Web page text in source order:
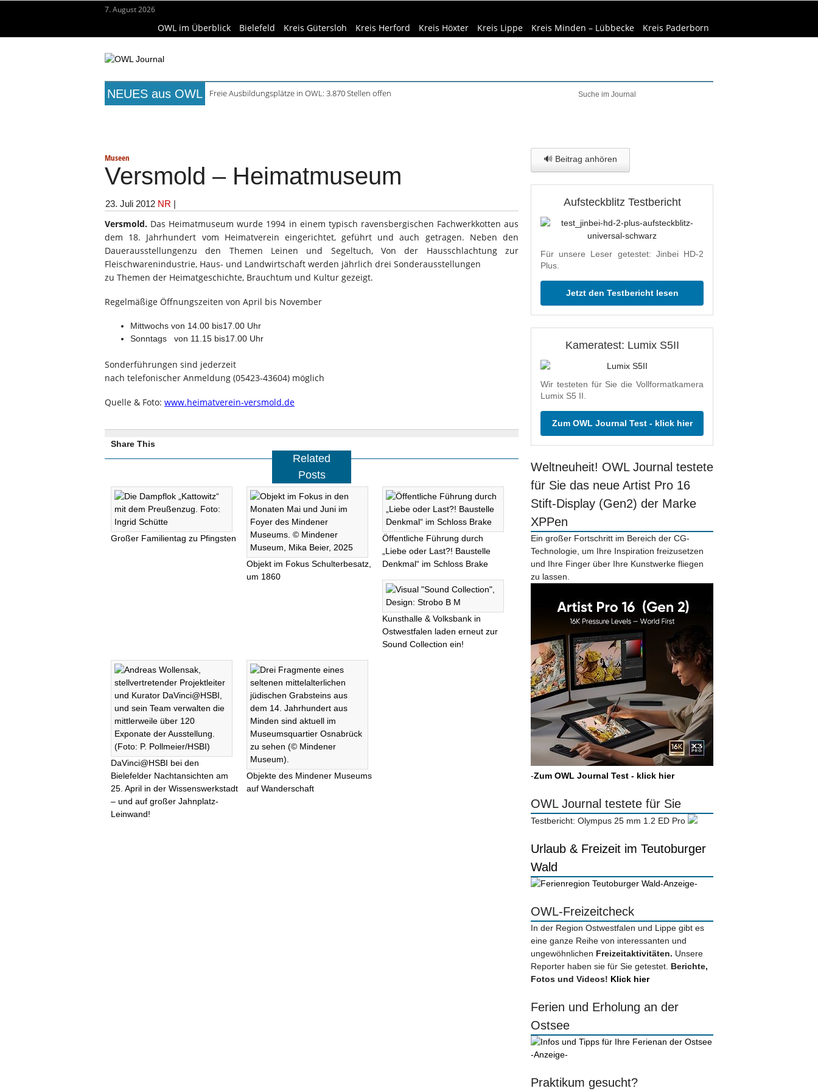
7. August 2026
OWL im Überblick Bielefeld Kreis Gütersloh Kreis Herford Kreis Höxter Kreis Lippe Kreis Minden – Lübbecke Kreis Paderborn
NEUES aus OWL
Freie Ausbildungsplätze in OWL: 3.870 Stellen offen
Museen
Versmold – Heimatmuseum
23. Juli 2012 NR |
Versmold. Das Heimatmuseum wurde 1994 in einem typisch ravensbergischen Fachwerkkotten aus
dem 18. Jahrhundert vom Heimatverein eingerichtet, geführt und auch getragen. Neben den
Dauerausstellungenzu den Themen Leinen und Segeltuch, Von der Hausschlachtung zur
Fleischwarenindustrie, Haus- und Landwirtschaft werden jährlich drei Sonderausstellungen
zu Themen der Heimatgeschichte, Brauchtum und Kultur gezeigt.
Regelmäßige Öffnungszeiten von April bis November
Mittwochs von 14.00 bis17.00 Uhr
Sonntags von 11.15 bis17.00 Uhr
Sonderführungen sind jederzeit
nach telefonischer Anmeldung (05423-43604) möglich
Quelle & Foto: www.heimatverein-versmold.de
Share This
Related
Posts
Großer Familientag zu Pfingsten
Objekt im Fokus Schulterbesatz,
um 1860
Öffentliche Führung durch
„Liebe oder Last?! Baustelle
Denkmal“ im Schloss Brake
Kunsthalle & Volksbank in
Ostwestfalen laden erneut zur
Sound Collection ein!‌
DaVinci@HSBI bei den
Bielefelder Nachtansichten am
25. April in der Wissenswerkstadt
– und auf großer Jahnplatz-
Leinwand!
Objekte des Mindener Museums
auf Wanderschaft
🔊 Beitrag anhören
Aufsteckblitz Testbericht
Für unsere Leser getestet: Jinbei HD-2
Plus.
Jetzt den Testbericht lesen
Kameratest: Lumix S5II
Wir testeten für Sie die Vollformatkamera
Lumix S5 II.
Zum OWL Journal Test - klick hier
Weltneuheit! OWL Journal testete
für Sie das neue Artist Pro 16
Stift-Display (Gen2) der Marke
XPPen
Ein großer Fortschritt im Bereich der CG-
Technologie, um Ihre Inspiration freizusetzen
und Ihre Finger über Ihre Kunstwerke fliegen
zu lassen.
-Zum OWL Journal Test - klick hier
OWL Journal testete für Sie
Testbericht: Olympus 25 mm 1.2 ED Pro
Urlaub & Freizeit im Teutoburger
Wald
-Anzeige-
OWL-Freizeitcheck
In der Region Ostwestfalen und Lippe gibt es
eine ganze Reihe von interessanten und
ungewöhnlichen Freizeitaktivitäten. Unsere
Reporter haben sie für Sie getestet. Berichte,
Fotos und Videos! Klick hier
Ferien und Erholung an der
Ostsee
-Anzeige-
Praktikum gesucht?